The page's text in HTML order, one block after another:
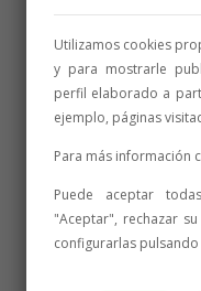
Utilizamos cookies
y para mostrarle
perfil elaborado a
ejemplo, páginas
Para más información
Puede aceptar
"Aceptar", rechazar
configurarlas